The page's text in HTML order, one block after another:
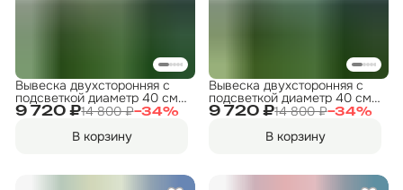
9 720 ₽14 800 ₽−34%
Вывеска двухсторонняя с
подсветкой диаметр 40 см.
"Прокат велосипедов" 1
В корзину
9 720 ₽14 800 ₽−34%
Вывеска двухсторонняя с
подсветкой диаметр 40 см.
"Прокат коньков" 1
В корзину